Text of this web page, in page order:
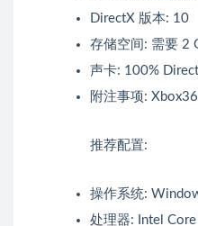
DirectX 版本: 10
存储空间: 需要 2
声卡: 100%
附注事项:
推荐配置:
操作系统:
处理器: Intel